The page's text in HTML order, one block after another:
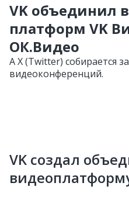
VK объединил
платформ VK
ОК.Видео
А X (Twitter) собирается
видеоконференций.
VK создал